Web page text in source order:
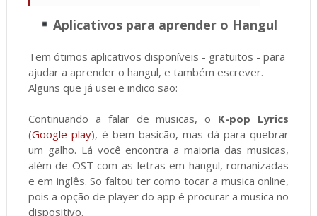
Aplicativos para aprender o Hangul
Tem ótimos aplicativos disponíveis - gratuitos - para
ajudar a aprender o hangul, e também escrever.
Alguns que já usei e indico são:
Continuando a falar de musicas, o K-pop Lyrics
(Google play), é bem basicão, mas dá para quebrar
um galho. Lá você encontra a maioria das musicas,
além de OST com as letras em hangul, romanizadas
e em inglês. So faltou ter como tocar a musica online,
pois a opção de player do app é procurar a musica no
dispositivo.